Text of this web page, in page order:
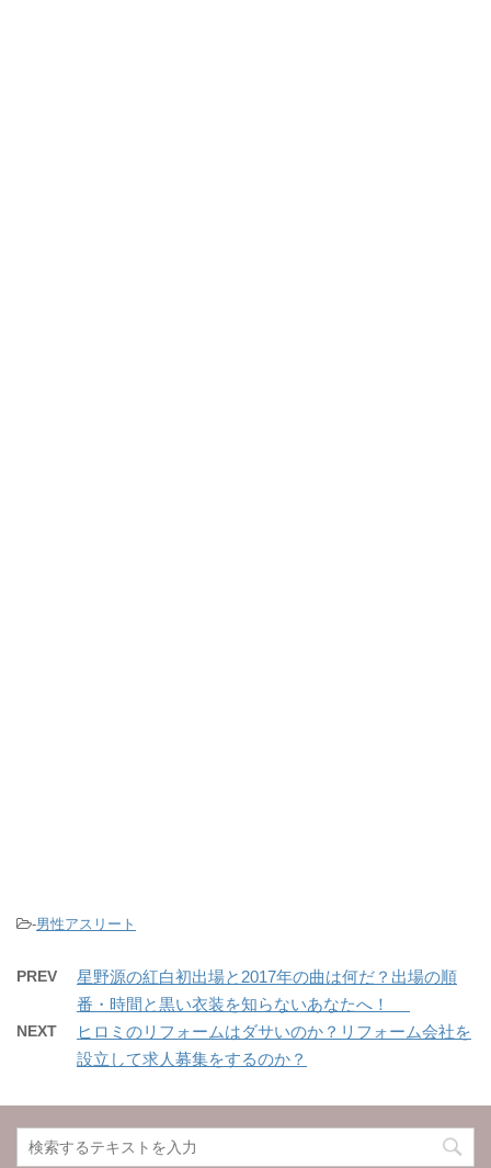
-男性アスリート
PREV
星野源の紅白初出場と2017年の曲は何だ？出場の順
番・時間と黒い衣装を知らないあなたへ！
NEXT
ヒロミのリフォームはダサいのか？リフォーム会社を
設立して求人募集をするのか？